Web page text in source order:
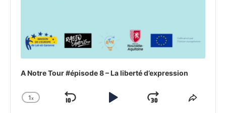
A Notre Tour #épisode 8 – La liberté d’expression
Modifier
1x
RevenirLectureSauter